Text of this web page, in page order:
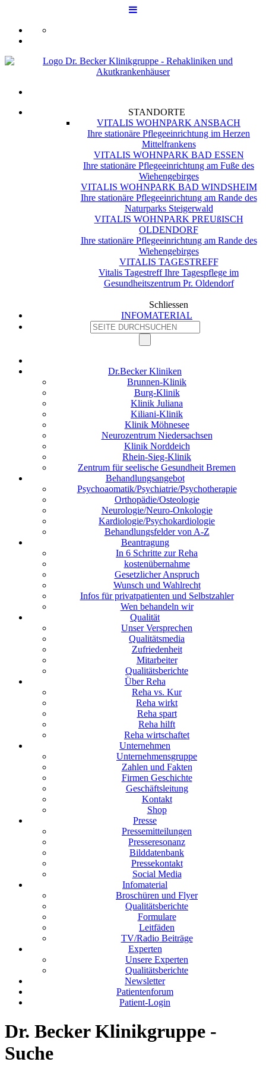
STANDORTE
VITALIS WOHNPARK ANSBACH
Ihre stationäre Pflegeeinrichtung im Herzen
Mittelfrankens
VITALIS WOHNPARK BAD ESSEN
Ihre stationäre Pflegeeinrichtung am Fuße des
Wiehengebirges
VITALIS WOHNPARK BAD WINDSHEIM
Ihre stationäre Pflegeeinrichtung am Rande des
Naturparks Steigerwald
VITALIS WOHNPARK PREUßISCH
OLDENDORF
Ihre stationäre Pflegeeinrichtung am Rande des
Wiehengebirges
VITALIS TAGESTREFF
Vitalis Tagestreff Ihre Tagespflege im
Gesundheitszentrum Pr. Oldendorf
Schliessen
INFOMATERIAL
Dr.Becker Kliniken
Brunnen-Klinik
Burg-Klinik
Klinik Juliana
Kiliani-Klinik
Klinik Möhnesee
Neurozentrum Niedersachsen
Klinik Norddeich
Rhein-Sieg-Klinik
Zentrum für seelische Gesundheit Bremen
Behandlungsangebot
Psychoaomatik/Psychiatrie/Psychotherapie
Orthopädie/Osteologie
Neurologie/Neuro-Onkologie
Kardiologie/Psychokardiologie
Behandlungsfelder von A-Z
Beantragung
In 6 Schritte zur Reha
kostenübernahme
Gesetzlicher Anspruch
Wunsch und Wahlrecht
Infos für privatpatienten und Selbstzahler
Wen behandeln wir
Qualität
Unser Versprechen
Qualitätsmedia
Zufriedenheit
Mitarbeiter
Qualitätsberichte
Über Reha
Reha vs. Kur
Reha wirkt
Reha spart
Reha hilft
Reha wirtschaftet
Unternehmen
Unternehmensgruppe
Zahlen und Fakten
Firmen Geschichte
Geschäftsleitung
Kontakt
Shop
Presse
Pressemitteilungen
Presseresonanz
Bilddatenbank
Pressekontakt
Social Media
Infomaterial
Broschüren und Flyer
Qualitätsberichte
Formulare
Leitfäden
TV/Radio Beiträge
Experten
Unsere Experten
Qualitätsberichte
Newsletter
Patientenforum
Patient-Login
Dr. Becker Klinikgruppe -
Suche